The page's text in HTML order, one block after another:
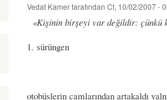
Vedat Kamertarafından Ct, 10/02/2007 -
«Kişinin birşeyi var değildir:
1. sürüngen
otobüslerin camlarından artakaldı